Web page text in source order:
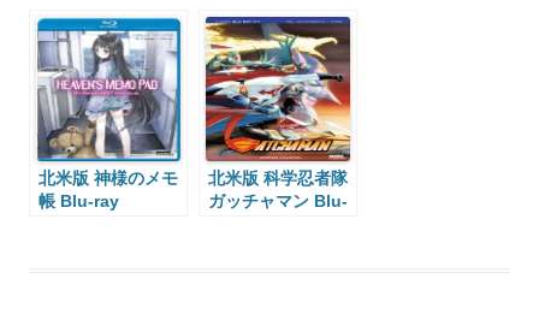
北米版 神様のメモ
帳 Blu-ray
北米版 科学忍者隊
ガッチャマン Blu-